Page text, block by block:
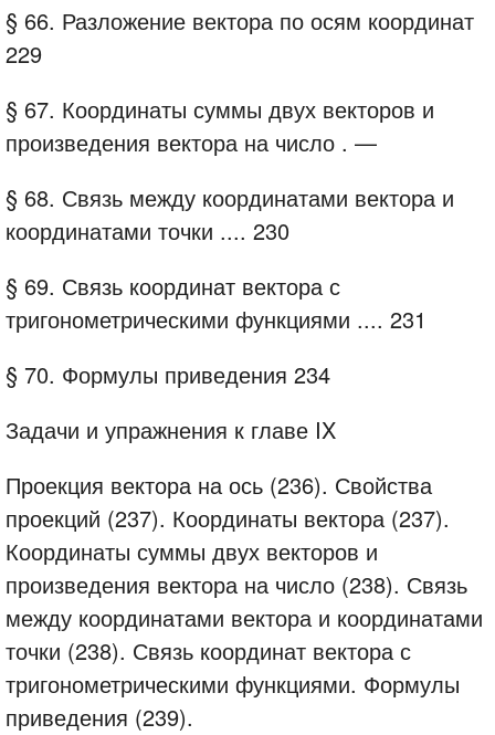
§ 66. Разложение вектора по осям координат
229
§ 67. Координаты суммы двух векторов и
произведения вектора на число . —
§ 68. Связь между координатами вектора и
координатами точки .... 230
§ 69. Связь координат вектора с
тригонометрическими функциями .... 231
§ 70. Формулы приведения 234
Задачи и упражнения к главе IX
Проекция вектора на ось (236). Свойства
проекций (237). Координаты вектора (237).
Координаты суммы двух векторов и
произведения вектора на число (238). Связь
между координатами вектора и координатами
точки (238). Связь координат вектора с
тригонометрическими функциями. Формулы
приведения (239).